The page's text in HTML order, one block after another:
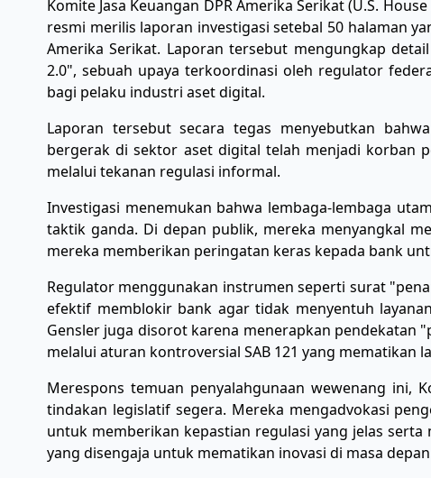
​Komite Jasa Keuangan DPR Amerika Serikat (U.S.
resmi merilis laporan investigasi setebal 50 halaman
Amerika Serikat. Laporan tersebut mengungkap
2.0", sebuah upaya terkoordinasi oleh regulator
bagi pelaku industri aset digital.
​Laporan tersebut secara tegas menyebutkan
bergerak di sektor aset digital telah menjadi korban
melalui tekanan regulasi informal.
​Investigasi menemukan bahwa lembaga-lembaga
taktik ganda. Di depan publik, mereka menyangkal
mereka memberikan peringatan keras kepada bank
​Regulator menggunakan instrumen seperti surat
efektif memblokir bank agar tidak menyentuh
Gensler juga disorot karena menerapkan pendekatan
melalui aturan kontroversial SAB 121 yang mematikan
​Merespons temuan penyalahgunaan wewenang ini,
tindakan legislatif segera. Mereka mengadvokasi
untuk memberikan kepastian regulasi yang jelas
yang disengaja untuk mematikan inovasi di masa